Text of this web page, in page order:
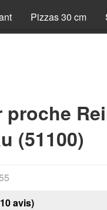
Pizzas 30 cm
proche
(51100)
avis)